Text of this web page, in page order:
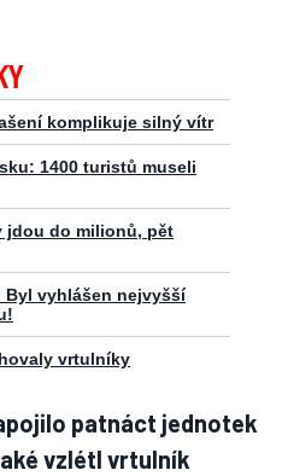
komplikuje silný vítr
1400 turistů museli
jdou do milionů, pět
Byl vyhlášen nejvyšší
vrtulníky
patnáct jednotek
vzlétl vrtulník